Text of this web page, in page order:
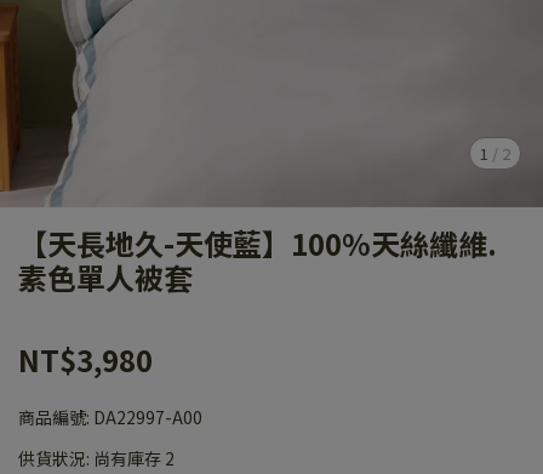
1 / 2
【天長地久-天使藍】100%天絲纖維.
素色單人被套
NT$3,980
商品編號: DA22997-A00
供貨狀況: 尚有庫存 2